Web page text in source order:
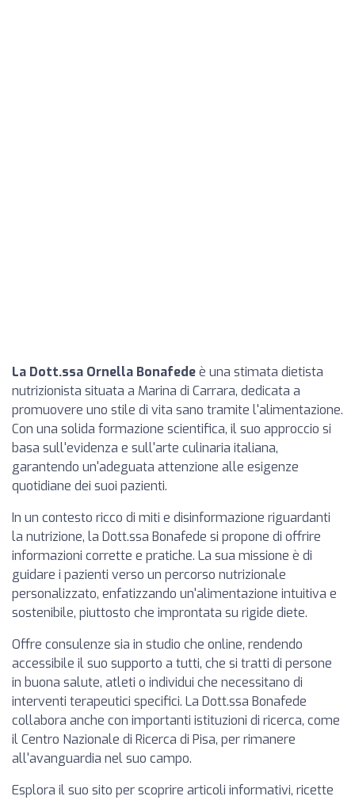
La Dott.ssa Ornella Bonafedeè una stimata dietista
nutrizionista situata a Marina di Carrara, dedicata a
promuovere uno stile di vita sano tramite l'alimentazione.
Con una solida formazione scientifica, il suo approccio si
basa sull'evidenza e sull'arte culinaria italiana,
garantendo un'adeguata attenzione alle esigenze
quotidiane dei suoi pazienti.
In un contesto ricco di miti e disinformazione riguardanti
la nutrizione, la Dott.ssa Bonafede si propone di offrire
informazioni corrette e pratiche. La sua missione è di
guidare i pazienti verso un percorso nutrizionale
personalizzato, enfatizzando un'alimentazione intuitiva e
sostenibile, piuttosto che improntata su rigide diete.
Offre consulenze sia in studio che online, rendendo
accessibile il suo supporto a tutti, che si tratti di persone
in buona salute, atleti o individui che necessitano di
interventi terapeutici specifici. La Dott.ssa Bonafede
collabora anche con importanti istituzioni di ricerca, come
il Centro Nazionale di Ricerca di Pisa, per rimanere
all'avanguardia nel suo campo.
Esplora il suo sito per scoprire articoli informativi, ricette